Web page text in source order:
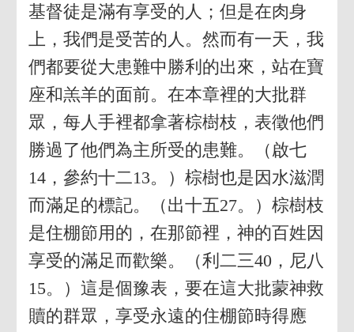
基督徒是滿有享受的人；但是在肉身
上，我們是受苦的人。然而有一天，我
們都要從大患難中勝利的出來，站在寶
座和羔羊的面前。在本章裡的大批群
眾，每人手裡都拿著棕樹枝，表徵他們
勝過了他們為主所受的患難。（啟七
14，參約十二13。）棕樹也是因水滋潤
而滿足的標記。（出十五27。）棕樹枝
是住棚節用的，在那節裡，神的百姓因
享受的滿足而歡樂。（利二三40，尼八
15。）這是個豫表，要在這大批蒙神救
贖的群眾，享受永遠的住棚節時得應